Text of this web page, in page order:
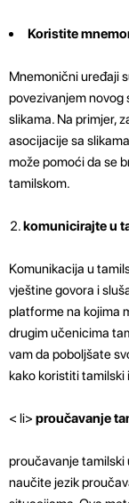
Koristite
Mnemonični uređaji
povezivanjem novog
slikama. Na primjer,
asocijacije sa
može pomoći da se
tamilskom.
komunicirajte u
Komunikacija u
vještine govora i
platforme na kojima
drugim učenicima
vam da poboljšate
kako koristiti
< li> proučavanje
proučavanje tamilski
naučite jezik